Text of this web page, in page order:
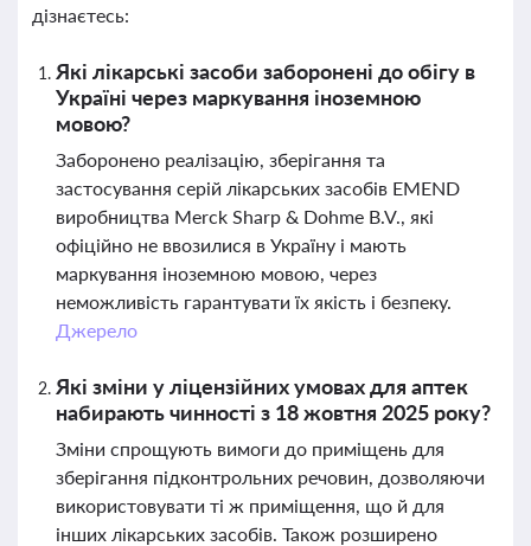
дізнаєтесь:
Які лікарські засоби заборонені до обігу в
Україні через маркування іноземною
мовою?
Заборонено реалізацію, зберігання та
застосування серій лікарських засобів EMEND
виробництва Merck Sharp & Dohme B.V., які
офіційно не ввозилися в Україну і мають
маркування іноземною мовою, через
неможливість гарантувати їх якість і безпеку.
Джерело
Які зміни у ліцензійних умовах для аптек
набирають чинності з 18 жовтня 2025 року?
Зміни спрощують вимоги до приміщень для
зберігання підконтрольних речовин, дозволяючи
використовувати ті ж приміщення, що й для
інших лікарських засобів. Також розширено